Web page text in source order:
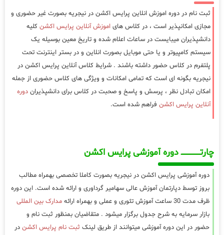
ثبت نام در دوره اموزش انلاین پرایس اکشن در نیجریه بصورت غیر حضوری و
مجازی امکانپذیر است ، در کلاس های اموزش آنلاین پرایس اکشن کلیه
دانشپذیران میبایست در ساعات اعلام شده و تاریخ معین بوسیله یک
سیستم کامپیوتر و یا حتی موبایل بصورت انلاین و در بستر اینترنت تحت
پلتفرم در کلاس حضور داشته باشند . شرایط کلاس آنلاین پرایس اکشن در
نیجریه بگونه ای است که تمامی امکانات و ویژگی های کلاس حضوری از جمله
امکان تبادل نظر ، پرسش و پاسخ و صحبت در کلاس برای دانشپذیران دوره
آنلاین پرایس اکشن فراهم شده است.
چارتـــــــــــــــــــ دوره آموزشی پرایس اکشن
دوره آموزشی پرایس اکشن در نیجریه بصورت کاملا تخصصی بهمراه مطالب
بروز توسط دپارتمان آموزش عالی سهامیر گرداوری و ارائه شده است. این دوره
ظرف مدت 30 ساعت آموزش تئوری و عملی و بهمراه ارائه
مدارک بین المللی
بازار سرمایه به شرح جدول برگزار میشود . متقاضیان بمنظور ثبت نام و
حضور در این دوره آموزشی میتوانند از طریق لینک ثبت نام پرایس اکشن در